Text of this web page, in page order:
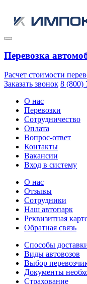
Перевозка
Расчет стоимости
Заказать звонок 8 (800)
О нас
Перевозки
Сотрудничество
Оплата
Вопрос-ответ
Контакты
Вакансии
Вход в систему
О нас
Отзывы
Сотрудники
Наш автопарк
Реквизитная
Обратная связь
Способы
Виды автовозов
Выбор
Документы
Страхование